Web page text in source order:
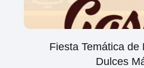
Fiesta Temática de
Dulces